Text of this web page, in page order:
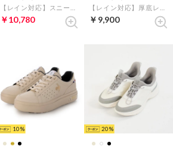
￥10,780 ￥9,900
10 20